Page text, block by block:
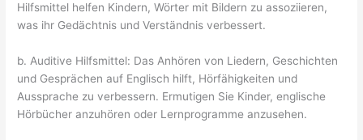
Hilfsmittel helfen Kindern, Wörter mit Bildern zu assoziieren,
was ihr Gedächtnis und Verständnis verbessert.
b. Auditive Hilfsmittel: Das Anhören von Liedern, Geschichten
und Gesprächen auf Englisch hilft, Hörfähigkeiten und
Aussprache zu verbessern. Ermutigen Sie Kinder, englische
Hörbücher anzuhören oder Lernprogramme anzusehen.